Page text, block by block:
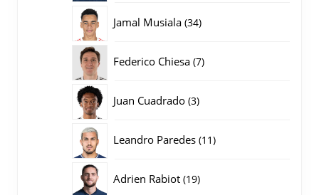
Jamal Musiala 3434
Federico Chiesa 77
Juan Cuadrado 33
Leandro Paredes 1111
Adrien Rabiot 1919